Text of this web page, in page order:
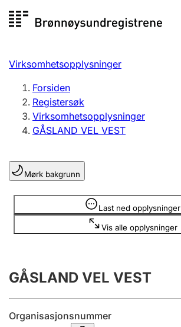
til
Registersøk
Aksjeselskap
Enkeltpersonforetak
Registrere, endre, slette
Lag og forening
Registrere, endre, slette
Årsregnskap
Innsending og forsinkelsesgebyr
Virksomhetsopplysninger
Forsiden
Registersøk
Virksomhetsopplysninger
GÅSLAND VEL VEST
Mørk bakgrunn
Last ned opplysninger
Vis alle opplysninger
Opplysninger er skjult
GÅSLAND VEL VEST
Organisasjonsnummer